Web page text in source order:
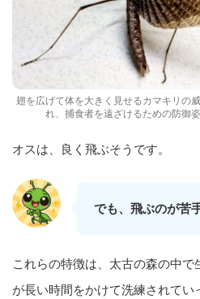
翅を広げて体を大きく見せるカマキリの
れ、捕食者を遠ざけるための防御
オスは、良く飛ぶそうです。
でも、飛ぶのが苦
これらの特徴は、太古の森の中
が長い時間をかけて洗練されてい